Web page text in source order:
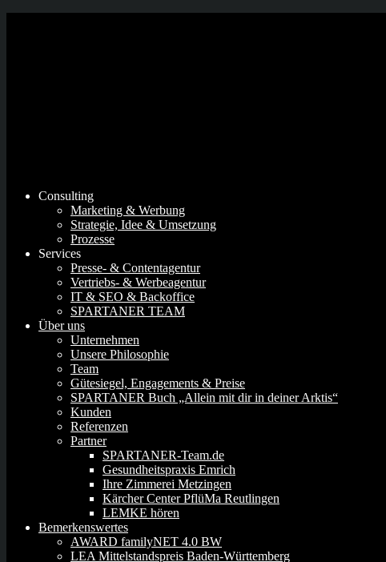
Consulting
Marketing & Werbung
Strategie, Idee & Umsetzung
Prozesse
Services
Presse- & Contentagentur
Vertriebs- & Werbeagentur
IT & SEO & Backoffice
SPARTANER TEAM
Über uns
Unternehmen
Unsere Philosophie
Team
Gütesiegel, Engagements & Preise
SPARTANER Buch „Allein mit dir in deiner Arktis“
Kunden
Referenzen
Partner
SPARTANER-Team.de
Gesundheitspraxis Emrich
Ihre Zimmerei Metzingen
Kärcher Center PflüMa Reutlingen
LEMKE hören
Bemerkenswertes
AWARD familyNET 4.0 BW
LEA Mittelstandspreis Baden-Württemberg